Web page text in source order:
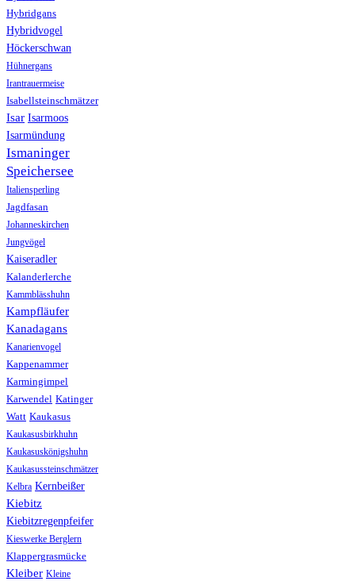
Hybridgans
Hybridvogel
Höckerschwan
Hühnergans
Irantrauermeise
Isabellsteinschmätzer
Isar Isarmoos
Isarmündung
Ismaninger
Speichersee
Italiensperling
Jagdfasan
Johanneskirchen
Jungvögel
Kaiseradler
Kalanderlerche
Kammblässhuhn
Kampfläufer
Kanadagans
Kanarienvogel
Kappenammer
Karmingimpel
Karwendel Katinger
Watt Kaukasus
Kaukasusbirkhuhn
Kaukasuskönigshuhn
Kaukasussteinschmätzer
Kelbra Kernbeißer
Kiebitz
Kiebitzregenpfeifer
Kieswerke Berglern
Klappergrasmücke
Kleiber Kleine